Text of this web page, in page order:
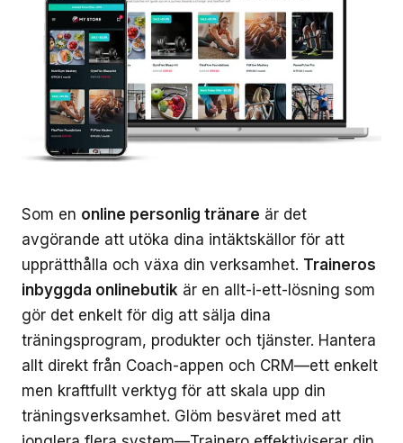
Som en online personlig tränare är det
avgörande att utöka dina intäktskällor för att
upprätthålla och växa din verksamhet. Traineros
inbyggda onlinebutik är en allt-i-ett-lösning som
gör det enkelt för dig att sälja dina
träningsprogram, produkter och tjänster. Hantera
allt direkt från Coach-appen och CRM—ett enkelt
men kraftfullt verktyg för att skala upp din
träningsverksamhet. Glöm besväret med att